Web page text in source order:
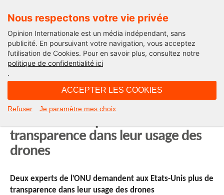
Nous respectons votre vie privée
Opinion Internationale est un média indépendant, sans
publicité. En poursuivant votre navigation, vous acceptez
l’utilisation de Cookies. Pour en savoir plus, consultez notre
politique de confidentialité ici
.
ACCEPTER LES COOKIES
Refuser Je paramètre mes choix
Le Fil
Deux experts de l’ONU demandent
transparence dans leur usage des
drones
Deux experts de l’ONU demandent aux Etats-Unis plus de
transparence dans leur usage des drones